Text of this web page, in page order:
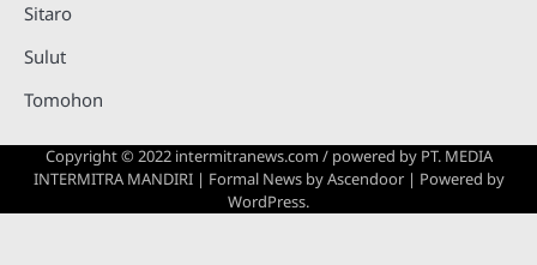
Sitaro
Sulut
Tomohon
Copyright © 2022 intermitranews.com / powered by PT. MEDIA
INTERMITRA MANDIRI| Formal News byAscendoor| Powered by
WordPress.